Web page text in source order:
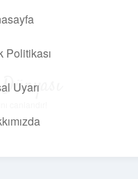
Politikası
Uyarı